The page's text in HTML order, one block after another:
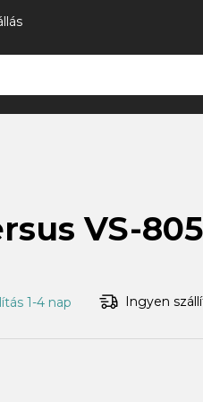
VS-
1-4 nap Ingyen